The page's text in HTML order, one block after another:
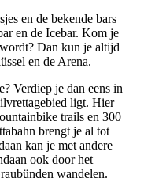
en de bekende bars
en de Icebar. Kom je
Dan kun je altijd
en de Arena.
Verdiep je dan eens in
ligt. Hier
trails en 300
brengt je al tot
kan je met andere
ook door het
wandelen.